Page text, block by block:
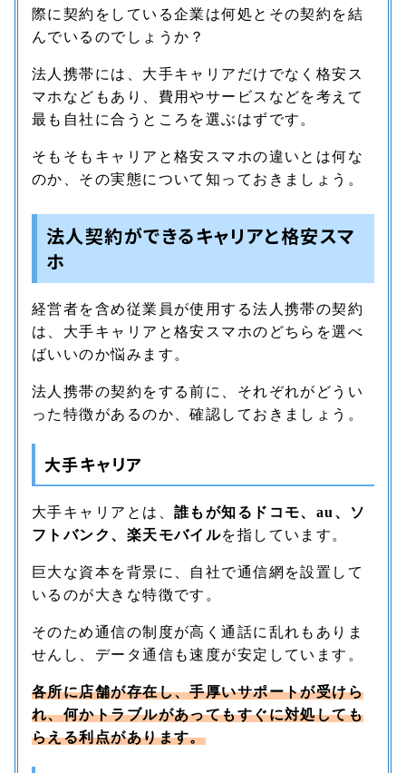
際に契約をしている企業は何処とその契約を結
んでいるのでしょうか？
法人携帯には、大手キャリアだけでなく格安ス
マホなどもあり、費用やサービスなどを考えて
最も自社に合うところを選ぶはずです。
そもそもキャリアと格安スマホの違いとは何な
のか、その実態について知っておきましょう。
法人契約ができるキャリアと格安スマ
ホ
経営者を含め従業員が使用する法人携帯の契約
は、大手キャリアと格安スマホのどちらを選べ
ばいいのか悩みます。
法人携帯の契約をする前に、それぞれがどうい
った特徴があるのか、確認しておきましょう。
大手キャリア
大手キャリアとは、 誰もが知るドコモ、au、ソ
フトバンク、楽天モバイルを指しています。
巨大な資本を背景に、自社で通信網を設置して
いるのが大きな特徴です。
そのため通信の制度が高く通話に乱れもありま
せんし、データ通信も速度が安定しています。
各所に店舗が存在し、手厚いサポートが受けら
れ、何かトラブルがあってもすぐに対処しても
らえる利点があります。